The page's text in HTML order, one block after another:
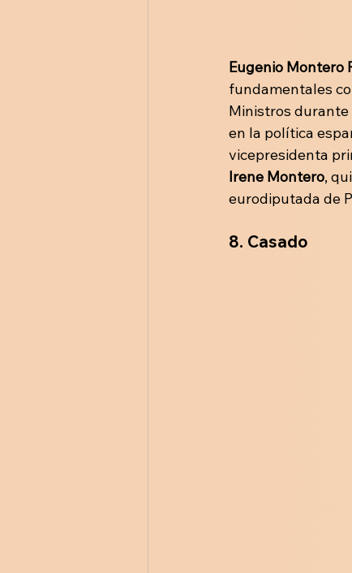
Eugenio Montero
fundamentales
Ministros durante
en la política
vicepresidenta
Irene Montero,
eurodiputada de
8. Casado